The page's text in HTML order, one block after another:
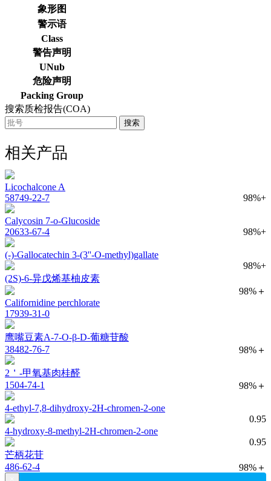
象形图
警示语
Class
警告声明
UNub
危险声明
Packing Group
搜索质检报告(COA)
搜索
相关产品
Licochalcone A
98%+
58749-22-7
Calycosin 7-o-Glucoside
98%+
20633-67-4
(-)-Gallocatechin 3-(3''-O-methyl)gallate
98%+
(2S)-6-异戊烯基柚皮素
98%＋
Californidine perchlorate
17939-31-0
鹰嘴豆素A-7-O-β-D-葡糖苷酸
98%＋
38482-76-7
2＇-甲氧基肉桂醛
98%＋
1504-74-1
4-ethyl-7,8-dihydroxy-2H-chromen-2-one
0.95
4-hydroxy-8-methyl-2H-chromen-2-one
0.95
芒柄花苷
98%＋
486-62-4